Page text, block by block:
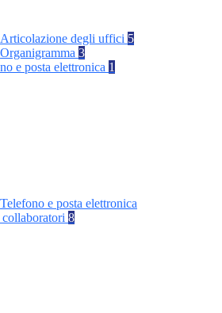
Articolazione degli uffici 5
Organigramma 3
e posta elettronica 1
Telefono e posta elettronica
8